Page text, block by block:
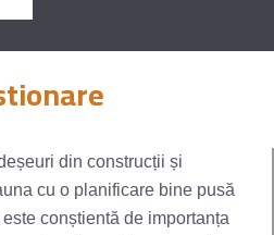
din construcții și
cu o planificare bine pusă
conștientă de importanța